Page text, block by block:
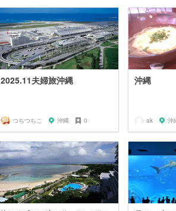
2025.11夫婦旅沖縄
つちつちこ 沖縄 0
沖縄
ak 沖